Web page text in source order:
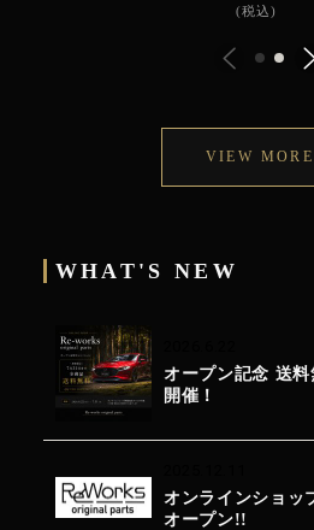
(税込)
WHAT'S NEW
オープン記念 送
開催！
オンラインショ
オープン!!